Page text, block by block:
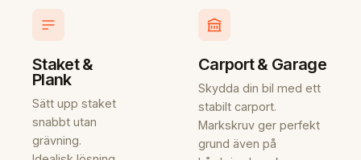
Staket &
Plank
Sätt upp staket
snabbt utan
grävning.
Carport & Garage
Skydda din bil med ett
stabilt carport.
Markskruv ger perfekt
grund även på